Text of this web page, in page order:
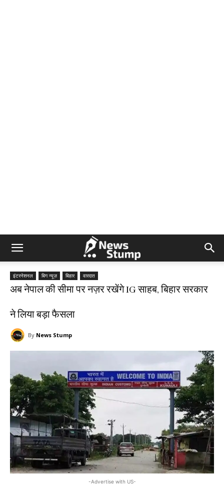
इंटरनेशनल बिग न्यूज़ बिहार वारदात
अब नेपाल की सीमा पर नज़र रखेंगे IG साहब, बिहार सरकार
ने लिया बड़ा फैसला
By News Stump
-Advertise with US-